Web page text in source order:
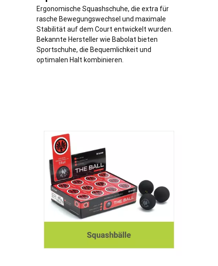
Ergonomische Squashschuhe, die extra für
rasche Bewegungswechsel und maximale
Stabilität auf dem Court entwickelt wurden.
Bekannte Hersteller wie Babolat bieten
Sportschuhe, die Bequemlichkeit und
optimalen Halt kombinieren.